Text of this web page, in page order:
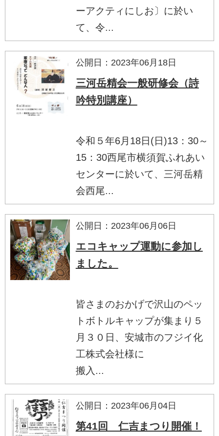
ーアクティにしお〕に於い
て、令...
公開日：2023年06月18日
三河岳精会一般研修会（詩
吟特別講座）
令和５年6月18日(日)13：30～
15：30西尾市横須賀ふれあい
センターに於いて、三河岳精
会西尾...
公開日：2023年06月06日
エコキャップ運動に参加し
ました。
皆さまのおかげで沢山のペッ
トボトルキャップが集まり５
月３０日、安城市のフジイ化
工株式会社様に
搬入...
公開日：2023年06月04日
第41回 仁吉まつり開催！